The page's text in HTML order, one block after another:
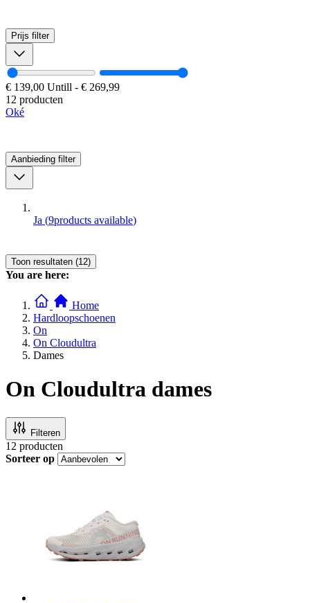
Prijs filter
€ 139,00 Untill - € 269,99
12 producten
Oké
Aanbieding filter
Ja (9products available)
Toon resultaten (12)
You are here:
Home
Hardloopschoenen
On
On Cloudultra
Dames
On Cloudultra dames
Filteren
12 producten
Sorteer op